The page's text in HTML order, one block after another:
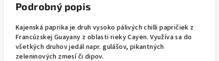
Podrobný popis
Kajenská paprika je druh vysoko pálivých chilli papričiek z
Francúzskej Guayany z oblasti rieky Cayen. Využíva sa do
všetkých druhov jedál napr. gulášov, pikantných
zeleninových zmesí či dipov.